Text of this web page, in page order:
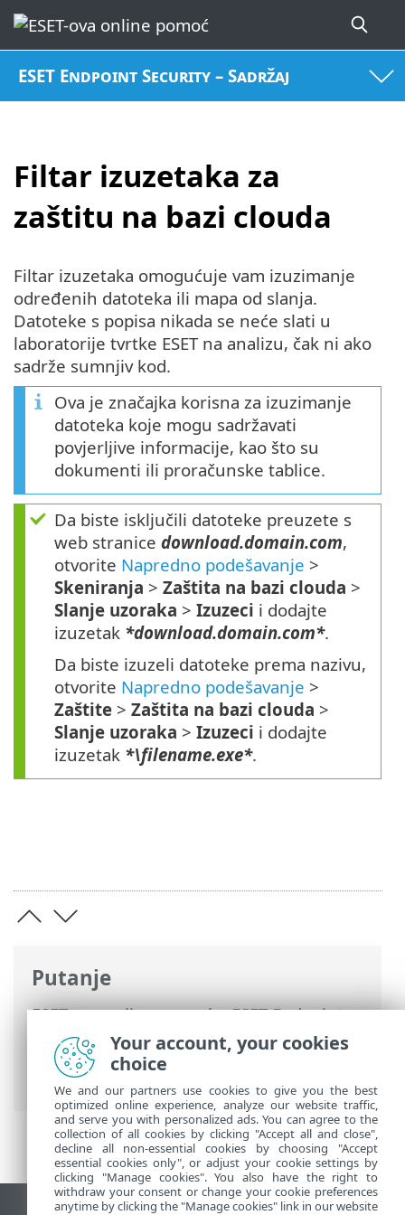
ESET Endpoint Security – Sadržaj
Filtar izuzetaka za
zaštitu na bazi clouda
Putanje
ESET-ova online pomoć>ESET Endpoint
Security
>Napredno podešavanje>
Zaštite> Zaštita na bazi clouda
izuzetaka za zaštitu na bazi clouda
Filtar izuzetaka omogućuje vam izuzimanje
određenih datoteka ili mapa od slanja.
Datoteke s popisa nikada se neće slati u
laboratorije tvrtke ESET na analizu, čak ni ako
sadrže sumnjiv kod.
Ova je značajka korisna za izuzimanje
datoteka koje mogu sadržavati
povjerljive informacije, kao što su
dokumenti ili proračunske tablice.
Da biste isključili datoteke preuzete s
web stranice download.domain.com,
otvorite Napredno podešavanje >
Skeniranja > Zaštita na bazi clouda >
Slanje uzoraka > Izuzeci i dodajte
izuzetak *download.domain.com*.
Da biste izuzeli datoteke prema nazivu,
otvorite Napredno podešavanje >
Zaštite > Zaštita na bazi clouda >
Slanje uzoraka > Izuzeci i dodajte
izuzetak *\filename.exe*.
Your account, your cookies
choice
We and our partners use cookies to give you the best
optimized online experience, analyze our website traffic,
and serve you with personalized ads. You can agree to the
collection of all cookies by clicking "Accept all and close",
decline all non-essential cookies by choosing "Accept
essential cookies only", or adjust your cookie settings by
clicking "Manage cookies". You also have the right to
withdraw your consent or change your cookie preferences
anytime by clicking the "Manage cookies" link in our website